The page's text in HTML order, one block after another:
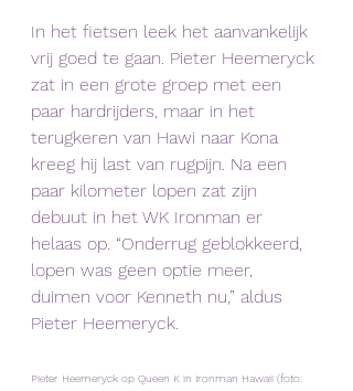
In het fietsen leek het aanvankelijk
vrij goed te gaan. Pieter Heemeryck
zat in een grote groep met een
paar hardrijders, maar in het
terugkeren van Hawi naar Kona
kreeg hij last van rugpijn. Na een
paar kilometer lopen zat zijn
debuut in het WK Ironman er
helaas op. “Onderrug geblokkeerd,
lopen was geen optie meer,
duimen voor Kenneth nu,” aldus
Pieter Heemeryck.
Pieter Heemeryck op Queen K in Ironman Hawaii (foto: